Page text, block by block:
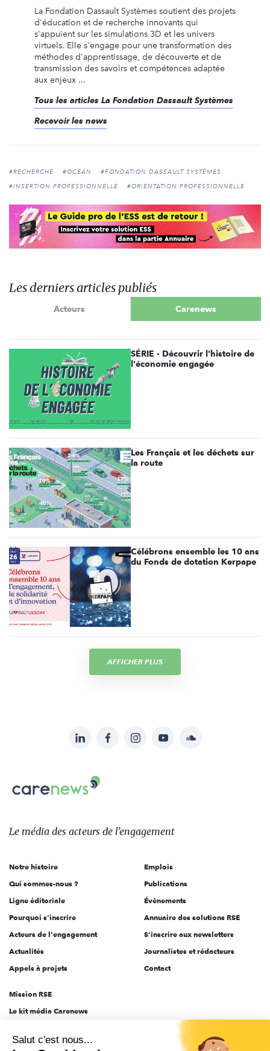
La Fondation Dassault Systèmes soutient des projets
d'éducation et de recherche innovants qui
s'appuient sur les simulations 3D et les univers
virtuels. Elle s'engage pour une transformation des
méthodes d'apprentissage, de découverte et de
transmission des savoirs et compétences adaptée
aux enjeux ...
Tous les articles La Fondation Dassault Systèmes
Recevoir les news
#RECHERCHE #OCÉAN
#FONDATION DASSAULT SYSTÈMES
#INSERTION PROFESSIONNELLE
#ORIENTATION PROFESSIONNELLE
Les derniers articles publiés
Acteurs Carenews
SÉRIE - Découvrir l'histoire de
l'économie engagée
Les Français et les déchets sur
la route
Célébrons ensemble les 10 ans
du Fonds de dotation Kerpape
AFFICHER PLUS
sur:
LinkedInFacebookInstagramYouTubeSoundcloud
Le
des
l'engagement
Le média des acteurs de l'engagement
Notre histoire
Qui sommes-nous ?
Ligne éditoriale
Pourquoi s'inscrire
Acteurs de l'engagement
Actualités
Appels à projets
Emplois
Publications
Évènements
Annuaire des solutions RSE
S'inscrire aux newsletters
Journalistes et rédacteurs
Contact
Mission RSE
Le kit média Carenews
AEF info
Salut c'est nous...